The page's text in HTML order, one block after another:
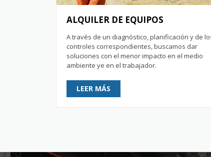
ALQUILER DE EQUIPOS
A través de un diagnóstico, planificación y de
controles correspondientes, buscamos dar
soluciones con el menor impacto en el medio
ambiente ye en el trabajador.
LEER MÁS